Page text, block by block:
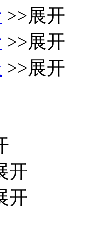
>>展开
>>展开
>>展开
开
开